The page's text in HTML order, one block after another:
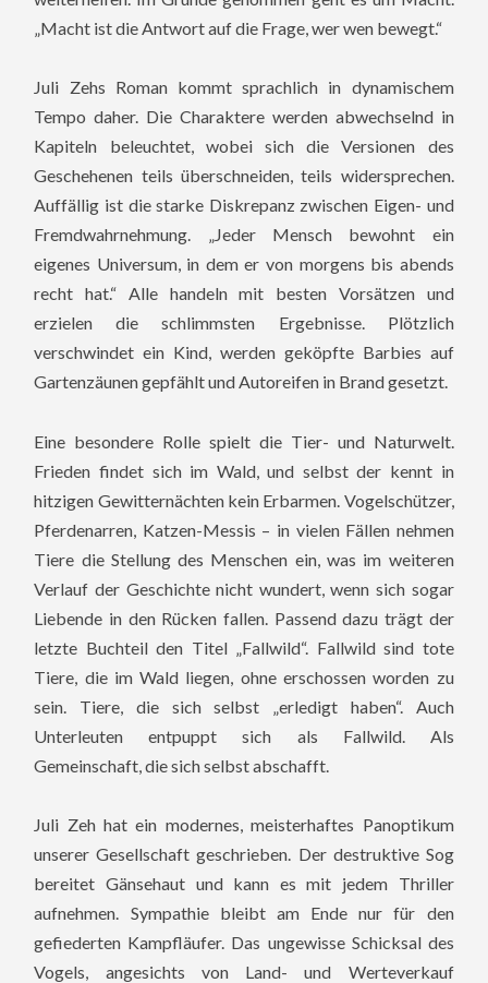
„Macht ist die Antwort auf die Frage, wer wen bewegt.“
Juli Zehs Roman kommt sprachlich in dynamischem
Tempo daher. Die Charaktere werden abwechselnd in
Kapiteln beleuchtet, wobei sich die Versionen des
Geschehenen teils überschneiden, teils widersprechen.
Auffällig ist die starke Diskrepanz zwischen Eigen- und
Fremdwahrnehmung. „Jeder Mensch bewohnt ein
eigenes Universum, in dem er von morgens bis abends
recht hat.“ Alle handeln mit besten Vorsätzen und
erzielen die schlimmsten Ergebnisse. Plötzlich
verschwindet ein Kind, werden geköpfte Barbies auf
Gartenzäunen gepfählt und Autoreifen in Brand gesetzt.
Eine besondere Rolle spielt die Tier- und Naturwelt.
Frieden findet sich im Wald, und selbst der kennt in
hitzigen Gewitternächten kein Erbarmen. Vogelschützer,
Pferdenarren, Katzen-Messis – in vielen Fällen nehmen
Tiere die Stellung des Menschen ein, was im weiteren
Verlauf der Geschichte nicht wundert, wenn sich sogar
Liebende in den Rücken fallen. Passend dazu trägt der
letzte Buchteil den Titel „Fallwild“. Fallwild sind tote
Tiere, die im Wald liegen, ohne erschossen worden zu
sein. Tiere, die sich selbst „erledigt haben“. Auch
Unterleuten entpuppt sich als Fallwild. Als
Gemeinschaft, die sich selbst abschafft.
Juli Zeh hat ein modernes, meisterhaftes Panoptikum
unserer Gesellschaft geschrieben. Der destruktive Sog
bereitet Gänsehaut und kann es mit jedem Thriller
aufnehmen. Sympathie bleibt am Ende nur für den
gefiederten Kampfläufer. Das ungewisse Schicksal des
Vogels, angesichts von Land- und Werteverkauf